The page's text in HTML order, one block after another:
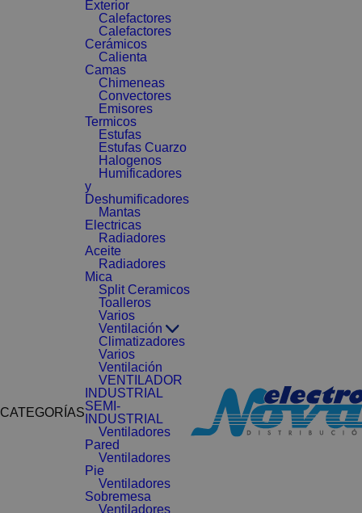
CATEGORÍAS
Exterior
Calefactores
Calefactores
Cerámicos
Calienta
Camas
Chimeneas
Convectores
Emisores
Termicos
Estufas
Estufas Cuarzo
Halogenos
Humificadores
y
Deshumificadores
Mantas
Electricas
Radiadores
Aceite
Radiadores
Mica
Split Ceramicos
Toalleros
Varios
Ventilación
Climatizadores
Varios
Ventilación
VENTILADOR
INDUSTRIAL
SEMI-
INDUSTRIAL
Ventiladores
Pared
Ventiladores
Pie
Ventiladores
Sobremesa
Ventiladores